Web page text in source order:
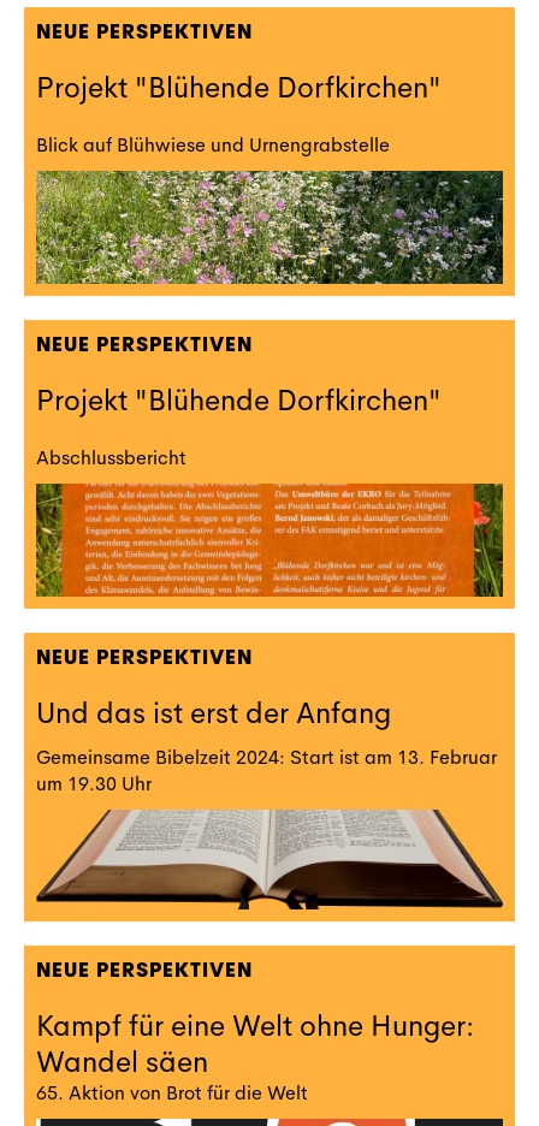
NEUE PERSPEKTIVEN
Projekt "Blühende Dorfkirchen"
Blick auf Blühwiese und Urnengrabstelle
NEUE PERSPEKTIVEN
Projekt "Blühende Dorfkirchen"
Abschlussbericht
NEUE PERSPEKTIVEN
Und das ist erst der Anfang
Gemeinsame Bibelzeit 2024: Start ist am 13. Februar
um 19.30 Uhr
NEUE PERSPEKTIVEN
Kampf für eine Welt ohne Hunger:
Wandel säen
65. Aktion von Brot für die Welt